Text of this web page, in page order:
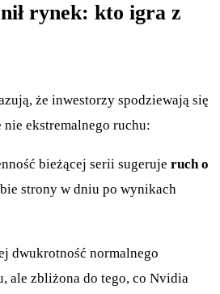
rynek: kto igra z
że inwestorzy spodziewają się
ekstremalnego ruchu:
bieżącej serii sugeruje ruch o
strony w dniu po wynikach
dwukrotność normalnego
ale zbliżona do tego, co Nvidia